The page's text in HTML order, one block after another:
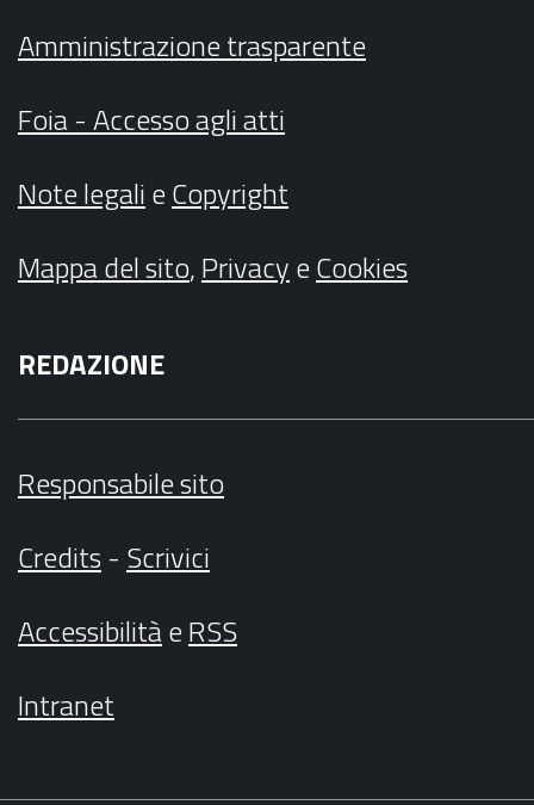
Amministrazione trasparente
Foia - Accesso agli atti
Note legalieCopyright
Mappa del sito,PrivacyeCookies
REDAZIONE
Responsabile sito
Credits- Scrivici
AccessibilitàeRSS
Intranet